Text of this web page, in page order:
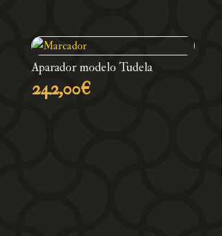
Aparador modelo Tudela
242,00€